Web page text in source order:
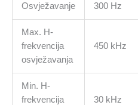
Osvježavanje 300 Hz
Max. H-
frekvencija
osvježavanja
450 kHz
Min. H-
frekvencija
30 kHz